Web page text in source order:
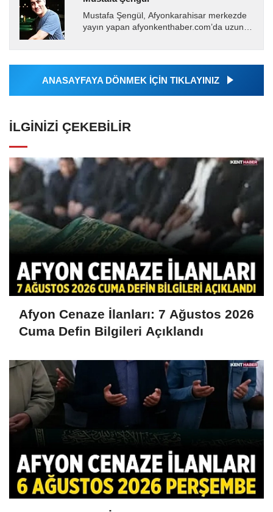
Mustafa Şengül, Afyonkarahisar merkezde
yayın yapan afyonkenthaber.com’da uzun
almakta, haber akışı...
ANASAYFAYA DÖNMEK İÇİN TIKLAYINIZ
İLGINIZI ÇEKEBILIR
Afyon Cenaze İlanları: 7 Ağustos 2026
Cuma Defin Bilgileri Açıklandı